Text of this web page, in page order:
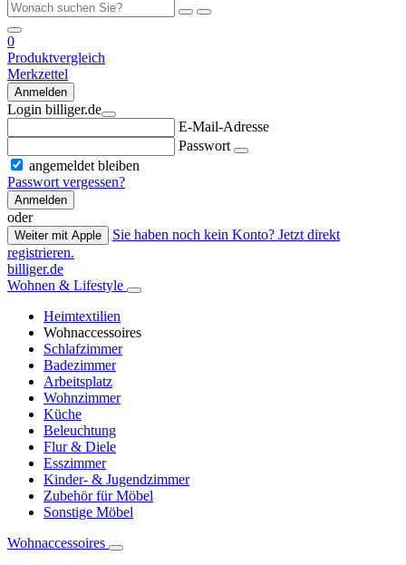
0
Produktvergleich
Merkzettel
Anmelden
Login billiger.de
E-Mail-Adresse
Passwort
angemeldet bleiben
Passwort vergessen?
Anmelden
oder
Weiter mit Apple
Sie haben noch kein Konto? Jetzt direkt
registrieren.
billiger.de
Wohnen & Lifestyle
Heimtextilien
Wohnaccessoires
Schlafzimmer
Badezimmer
Arbeitsplatz
Wohnzimmer
Küche
Beleuchtung
Flur & Diele
Esszimmer
Kinder- & Jugendzimmer
Zubehör für Möbel
Sonstige Möbel
Wohnaccessoires